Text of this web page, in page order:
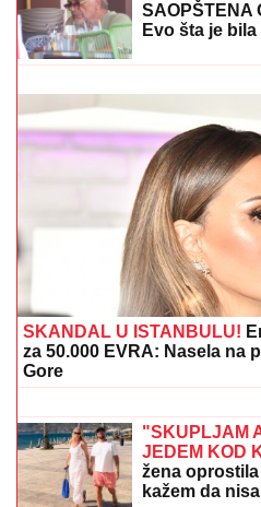
Nada Topčagić prekinula
OBEZBEĐENJU: "Ne mogu
nogu!", evo šta se desilo
MINA
PREVARI!
dobila
priznala: "To
OGLASILA
je shvatila da
KONTROLI